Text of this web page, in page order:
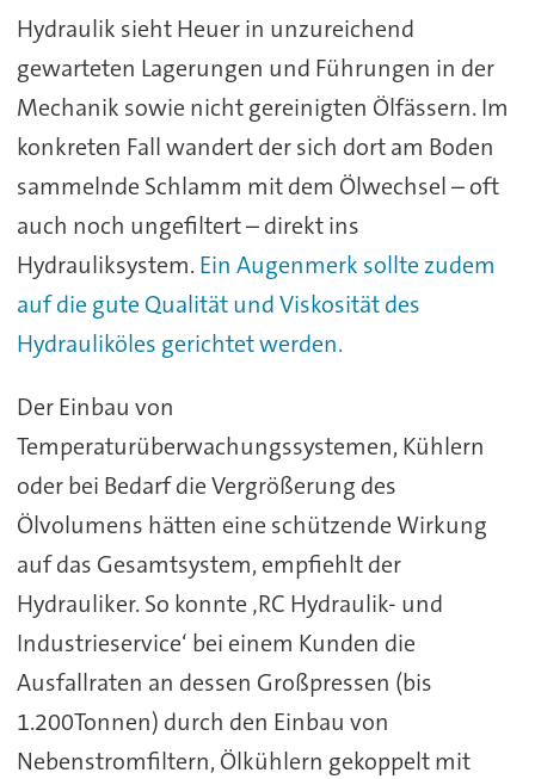
Hydraulik sieht Heuer in unzureichend
gewarteten Lagerungen und Führungen in der
Mechanik sowie nicht gereinigten Ölfässern. Im
konkreten Fall wandert der sich dort am Boden
sammelnde Schlamm mit dem Ölwechsel – oft
auch noch ungefiltert – direkt ins
Hydrauliksystem. Ein Augenmerk sollte zudem
auf die gute Qualität und Viskosität des
Hydrauliköles gerichtet werden.
Der Einbau von
Temperaturüberwachungssystemen, Kühlern
oder bei Bedarf die Vergrößerung des
Ölvolumens hätten eine schützende Wirkung
auf das Gesamtsystem, empfiehlt der
Hydrauliker. So konnte ‚RC Hydraulik- und
Industrieservice‘ bei einem Kunden die
Ausfallraten an dessen Großpressen (bis
1.200Tonnen) durch den Einbau von
Nebenstromfiltern, Ölkühlern gekoppelt mit